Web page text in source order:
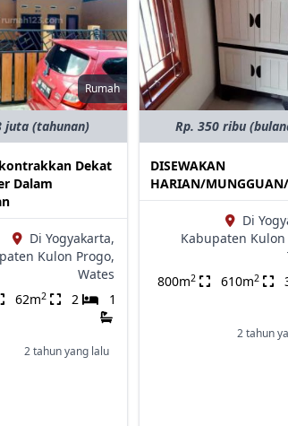
Rumah
juta (tahunan)
Dekat
Dalam
Di Yogyakarta,
Kulon Progo,
Wates
62m2 2 1
2 tahun yang lalu
Rp. 350 ribu
DISEWAKAN
HARIAN/MUNGGUAN/
Di
Kabupaten Kulon
800m2 610m2
2 tahun